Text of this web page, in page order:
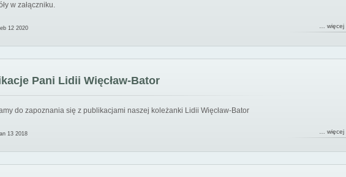
w załączniku.
12 2020 … więcej
Pani Lidii Więcław-Bator
do zapoznania się z publikacjami naszej koleżanki Lidii Więcław-Bator
13 2018 … więcej